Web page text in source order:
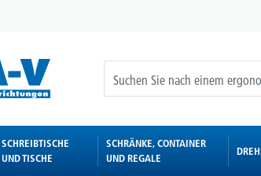
SCHREIBTISCHE
UND TISCHE
SCHRÄNKE, CONTAINER
UND REGALE